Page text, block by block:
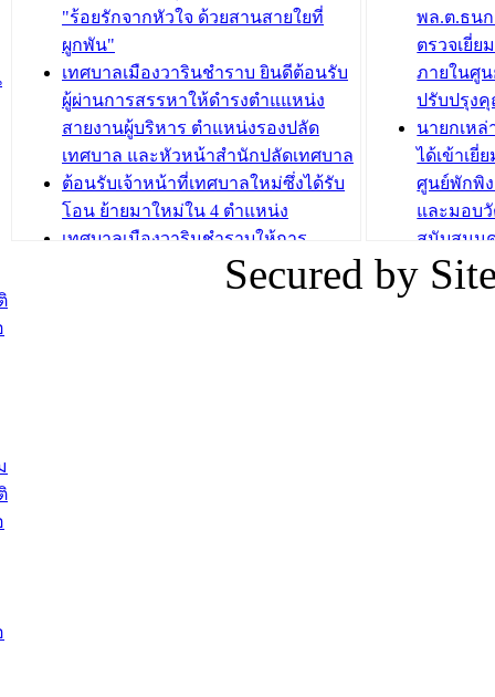
วารินชำราบ จัดโครงการอบรมอาชีพ
ระยะสั้น ประจำปี 2568 (หลักสูตรการ
ถักทอผลิตภัณฑ์จากถุงพลาสติก)
บทความ อื่นๆ ...
เด็กเล็ก
เทศบาลเ
ปรึกษาห
วัยของอ
บทความ อื่นๆ ...
"ร้อยรักจากหัวใจ ด้วยสานสายใยที่
ผูกพัน"
เทศบาลเมืองวารินชำราบ ยินดีต้อนรับ
ผู้ผ่านการสรรหาให้ดำรงตำแแหน่ง
สายงานผู้บริหาร ตำแหน่งรองปลัด
เทศบาล และหัวหน้าสำนักปลัดเทศบาล
ต้อนรับเจ้าหน้าที่เทศบาลใหม่ซึ่งได้รับ
โอน ย้ายมาใหม่ใน 4 ตำแหน่ง
เทศบาลเมืองวารินชำราบให้การ
ต้อนรับพนักงานเทศบาลผู้ผ่านการ
สรรหาให้ดำรงตำแหน่งสายงานผู้
พล.ต.ธน
ตรวจเยี่ย
ภายในศู
ปรับปรุง
นายกเห
ได้เข้าเยี่
ศูนย์พักพิ
และมอบ
สนับสนุน
ภัยน้ำท่วม
ภาพบรร
Secured by